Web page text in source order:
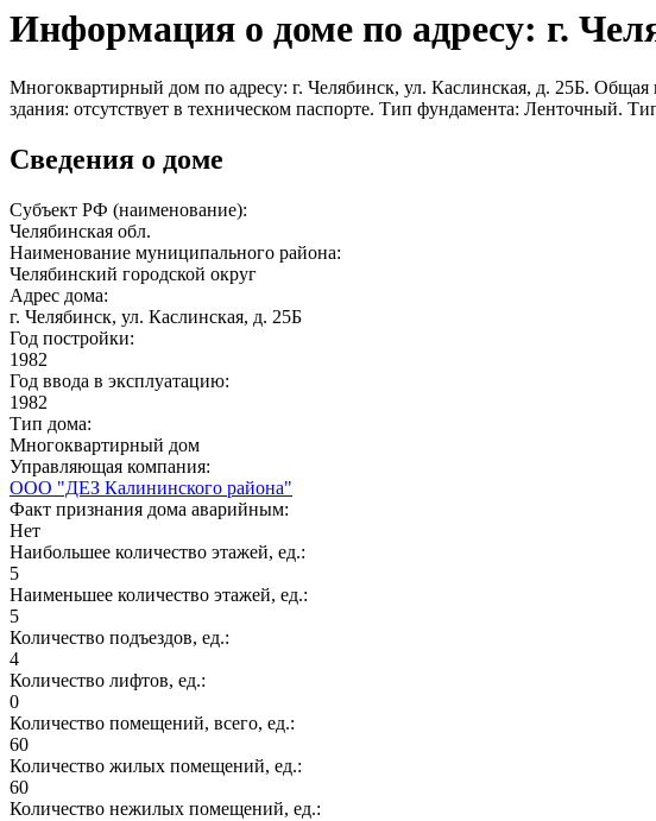
Информация о доме по адресу: г.
Многоквартирный дом по адресу: г. Челябинск, ул. Каслинская, д. 25Б.
здания: отсутствует в техническом паспорте. Тип фундамента: Ленточный.
Сведения о доме
Субъект РФ (наименование):
Челябинская обл.
Наименование муниципального района:
Челябинский городской округ
Адрес дома:
г. Челябинск, ул. Каслинская, д. 25Б
Год постройки:
1982
Год ввода в эксплуатацию:
1982
Тип дома:
Многоквартирный дом
Управляющая компания:
ООО "ДЕЗ Калининского района"
Факт признания дома аварийным:
Нет
Наибольшее количество этажей, ед.:
5
Наименьшее количество этажей, ед.:
5
Количество подъездов, ед.:
4
Количество лифтов, ед.:
0
Количество помещений, всего, ед.:
60
Количество жилых помещений, ед.:
60
Количество нежилых помещений, ед.: